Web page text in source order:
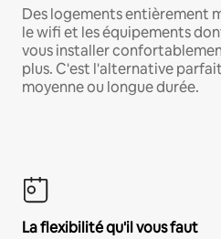
Des logements entièrement
le wifi et les équipements
vous installer
plus. C'est l'alternative
moyenne ou longue durée.
La flexibilité qu'il vous faut